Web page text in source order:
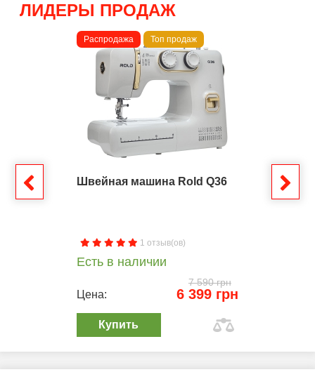
ЛИДЕРЫ ПРОДАЖ
Распродажа Топ продаж
Швейная машина Rold Q36
1 отзыв(ов)
Есть в наличии
7 590 грн
Цена: 6 399 грн
Купить